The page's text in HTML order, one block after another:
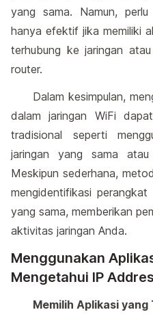
yang sama. Namun,
hanya efektif jika memiliki
terhubung ke jaringan
router.
Dalam kesimpulan,
dalam jaringan WiFi
tradisional seperti
jaringan yang sama atau
Meskipun sederhana,
mengidentifikasi
yang sama, memberikan
aktivitas jaringan Anda.
Menggunakan
Mengetahui IP
Memilih Aplikasi yang